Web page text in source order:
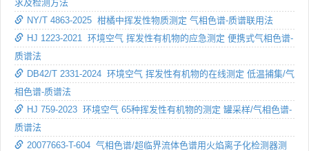
求及检测方法
NY/T 4863-2025 柑橘中挥发性物质测定 气相色谱-质谱联用法
HJ 1223-2021 环境空气 挥发性有机物的应急测定 便携式气相色谱-
质谱法
DB42/T 2331-2024 环境空气 挥发性有机物的在线测定 低温捕集/气
相色谱-质谱法
HJ 759-2023 环境空气 65种挥发性有机物的测定 罐采样/气相色谱-
质谱法
20077663-T-604 气相色谱/超临界流体色谱用火焰离子化检测器测